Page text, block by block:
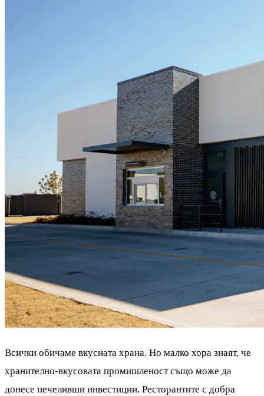
Всички обичаме вкусната храна. Но малко хора знаят, че
хранително-вкусовата промишленост също може да
донесе печеливши инвестиции. Ресторантите с добра